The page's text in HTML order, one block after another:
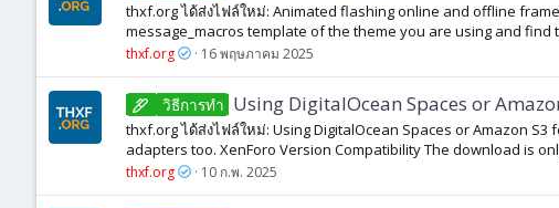
thxf.org ได้ส่งไฟล์ใหม่: Animated flashing online and offline
message_macros template of the theme you are using and find
thxf.org 16 พฤษภาคม 2025
วิธีการทํา Using DigitalOcean Spaces or
thxf.org ได้ส่งไฟล์ใหม่: Using DigitalOcean Spaces or Amazon
adapters too. XenForo Version Compatibility The download is
thxf.org 10 ก.พ. 2025